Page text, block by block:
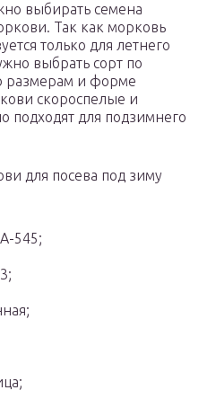
выбирать семена
Так как морковь
только для летнего
выбрать сорт по
размерам и форме
скороспелые и
подходят для подзимнего
для посева под зиму
545;